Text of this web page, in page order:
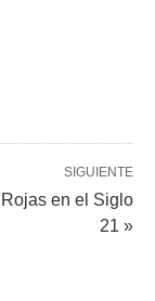
SIGUIENTE
en el Siglo
21 »